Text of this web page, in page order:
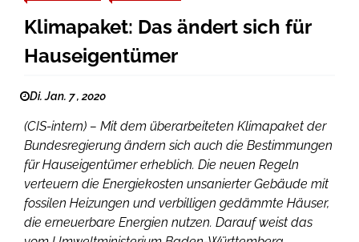
Klimapaket: Das ändert sich für
Hauseigentümer
Di. Jan. 7 , 2020
(CIS-intern) – Mit dem überarbeiteten Klimapaket der
Bundesregierung ändern sich auch die Bestimmungen
für Hauseigentümer erheblich. Die neuen Regeln
verteuern die Energiekosten unsanierter Gebäude mit
fossilen Heizungen und verbilligen gedämmte Häuser,
die erneuerbare Energien nutzen. Darauf weist das